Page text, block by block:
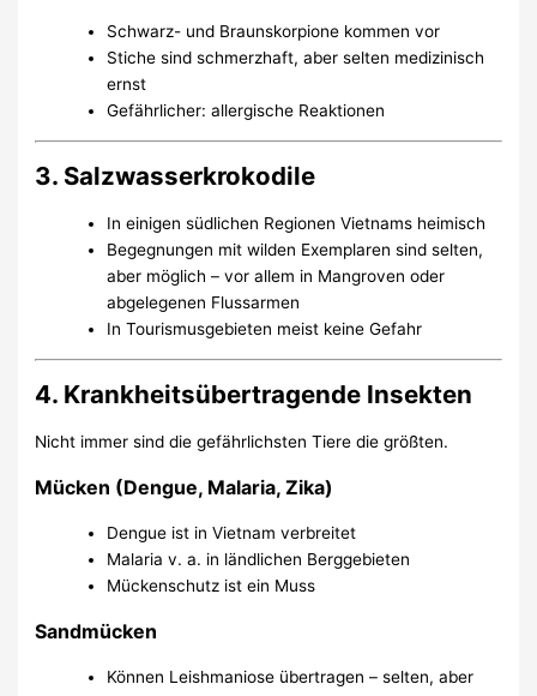
Schwarz- und Braunskorpione kommen vor
Stiche sind schmerzhaft, aber selten medizinisch
ernst
Gefährlicher: allergische Reaktionen
3. Salzwasserkrokodile
In einigen südlichen Regionen Vietnams heimisch
Begegnungen mit wilden Exemplaren sind selten,
aber möglich – vor allem in Mangroven oder
abgelegenen Flussarmen
In Tourismusgebieten meist keine Gefahr
4. Krankheitsübertragende Insekten
Nicht immer sind die gefährlichsten Tiere die größten.
Mücken (Dengue, Malaria, Zika)
Dengue ist in Vietnam verbreitet
Malaria v. a. in ländlichen Berggebieten
Mückenschutz ist ein Muss
Sandmücken
Können Leishmaniose übertragen – selten, aber